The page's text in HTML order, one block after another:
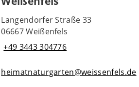
Langendorfer Straße 33
06667 Weißenfels
+49 3443 304776
heimatnaturgarten@weissenfels.de